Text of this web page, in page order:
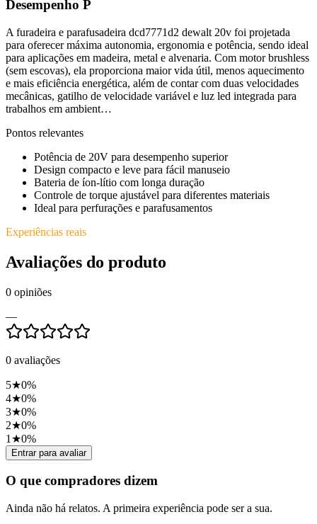
Desempenho P
A furadeira e parafusadeira dcd7771d2 dewalt 20v foi projetada
para oferecer máxima autonomia, ergonomia e potência, sendo ideal
para aplicações em madeira, metal e alvenaria. Com motor brushless
(sem escovas), ela proporciona maior vida útil, menos aquecimento
e mais eficiência energética, além de contar com duas velocidades
mecânicas, gatilho de velocidade variável e luz led integrada para
trabalhos em ambient…
Pontos relevantes
Potência de 20V para desempenho superior
Design compacto e leve para fácil manuseio
Bateria de íon-lítio com longa duração
Controle de torque ajustável para diferentes materiais
Ideal para perfurações e parafusamentos
Experiências reais
Avaliações do produto
0 opiniões
—
0 avaliações
5★0%
4★0%
3★0%
2★0%
1 ★0%
Entrar para avaliar
O que compradores dizem
Ainda não há relatos. A primeira experiência pode ser a sua.